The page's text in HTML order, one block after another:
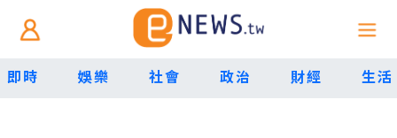
即時 娛樂 社會 政治 財經 生活